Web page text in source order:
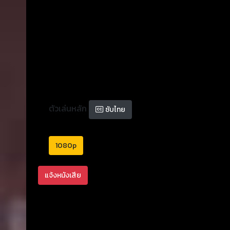
ตัวเล่นหลัก ซับไทย
1080p
แจ้งหนังเสีย